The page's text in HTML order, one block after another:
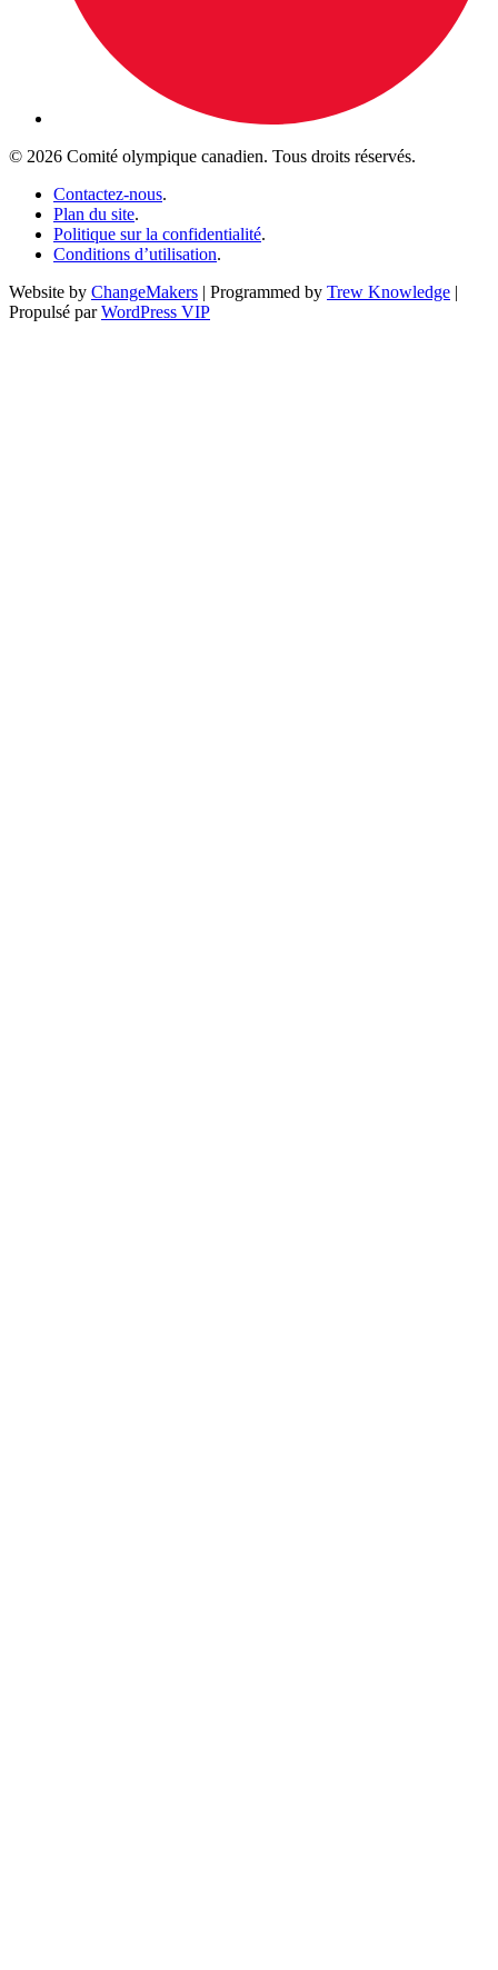
© 2026 Comité olympique canadien. Tous droits réservés.
Contactez-nous.
Plan du site.
Politique sur la confidentialité.
Conditions d’utilisation.
Website by ChangeMakers | Programmed by Trew Knowledge |
Propulsé parWordPress VIP